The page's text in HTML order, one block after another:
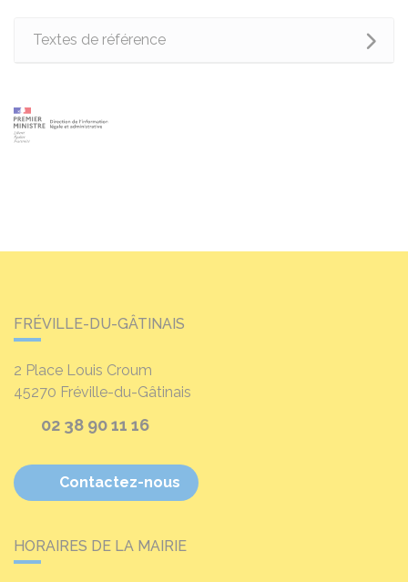
Textes de référence
FRÉVILLE-DU-GÂTINAIS
2 Place Louis Croum
45270 Fréville-du-Gâtinais
02 38 90 11 16
Contactez-nous
HORAIRES DE LA MAIRIE